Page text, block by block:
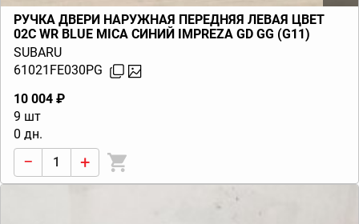
РУЧКА ДВЕРИ НАРУЖНАЯ ПЕРЕДНЯЯ ЛЕВАЯ ЦВЕТ
02C WR BLUE MICA СИНИЙ IMPREZA GD GG (G11)
2000-2007
SUBARU
61021FE030PG
10 004 ₽
9 шт
0 дн.
− +